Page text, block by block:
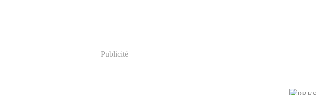
Publicité